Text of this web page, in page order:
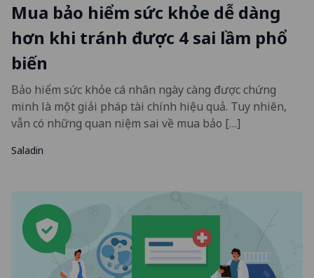
Mua bảo hiểm sức khỏe dễ dàng
hơn khi tránh được 4 sai lầm phổ
biến
Bảo hiểm sức khỏe cá nhân ngày càng được chứng
minh là một giải pháp tài chính hiệu quả. Tuy nhiên,
vẫn có những quan niệm sai về mua bảo […]
Saladin